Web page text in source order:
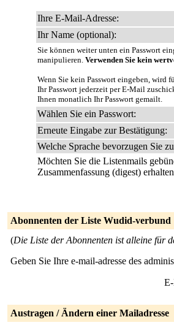
Ihre E-Mail-Adresse:
Ihr Name (optional):
Sie können weiter unten ein Passwort
manipulieren. Verwenden Sie kein
Wenn Sie kein Passwort eingeben, wird
Ihr Passwort jederzeit per E-Mail
Ihnen monatlich Ihr Passwort gemailt.
Wählen Sie ein Passwort:
Erneute Eingabe zur Bestätigung:
Welche Sprache bevorzugen Sie
Möchten Sie die Listenmails
Zusammenfassung (digest)
Abonnenten der Liste Wudid-verbund
(Die Liste der Abonnenten ist alleine für
Geben Sie Ihre e-mail-adresse des
Austragen / Ändern einer Mailadresse